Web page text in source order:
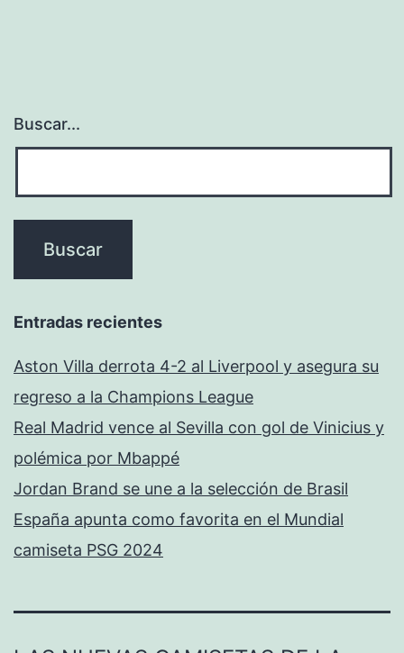
Buscar...
Entradas recientes
Aston Villa derrota 4-2 al Liverpool y asegura su
regreso a la Champions League
Real Madrid vence al Sevilla con gol de Vinicius y
polémica por Mbappé
Jordan Brand se une a la selección de Brasil
España apunta como favorita en el Mundial
camiseta PSG 2024